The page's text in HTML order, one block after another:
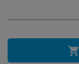
shopping_cart